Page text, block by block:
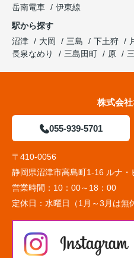
岳南電車
伊東線
駅から探す
沼津
大岡 三島 下土狩
長泉なめり
三島田町 原
株式会
055-939-5701
〒410-0056
静岡県沼津市高島町1-16 ルナ・
営業時間： 10：00～18：00
定休日： 水曜日（1月～3月は無